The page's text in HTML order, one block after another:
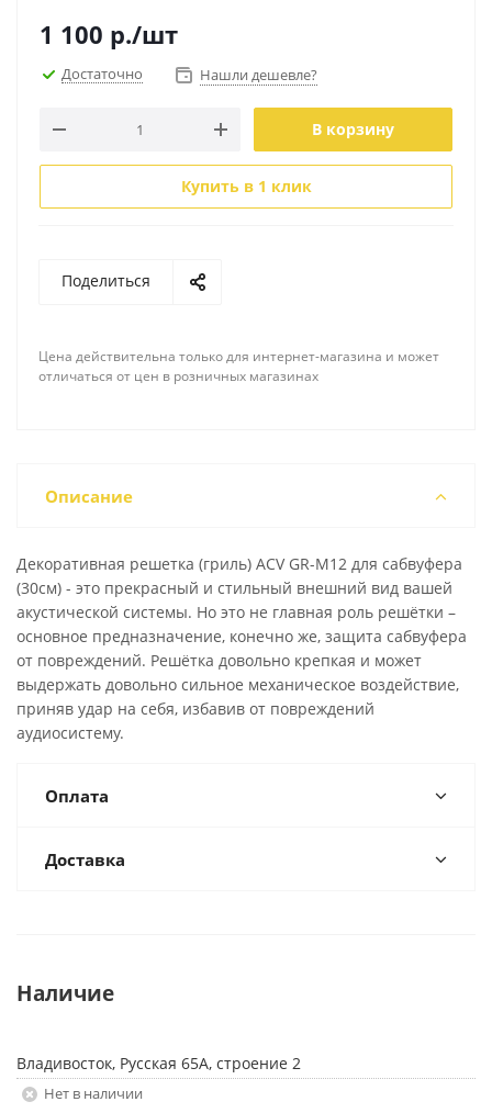
1 100 р./шт
Достаточно Нашли дешевле?
В корзину
Купить в 1 клик
Поделиться
Цена действительна только для интернет-магазина и может
отличаться от цен в розничных магазинах
Описание
Декоративная решетка (гриль) ACV GR-M12 для сабвуфера
(30см) - это прекрасный и стильный внешний вид вашей
акустической системы. Но это не главная роль решётки –
основное предназначение, конечно же, защита сабвуфера
от повреждений. Решётка довольно крепкая и может
выдержать довольно сильное механическое воздействие,
приняв удар на себя, избавив от повреждений
аудиосистему.
Оплата
Доставка
Наличие
Владивосток, Русская 65А, строение 2
Нет в наличии